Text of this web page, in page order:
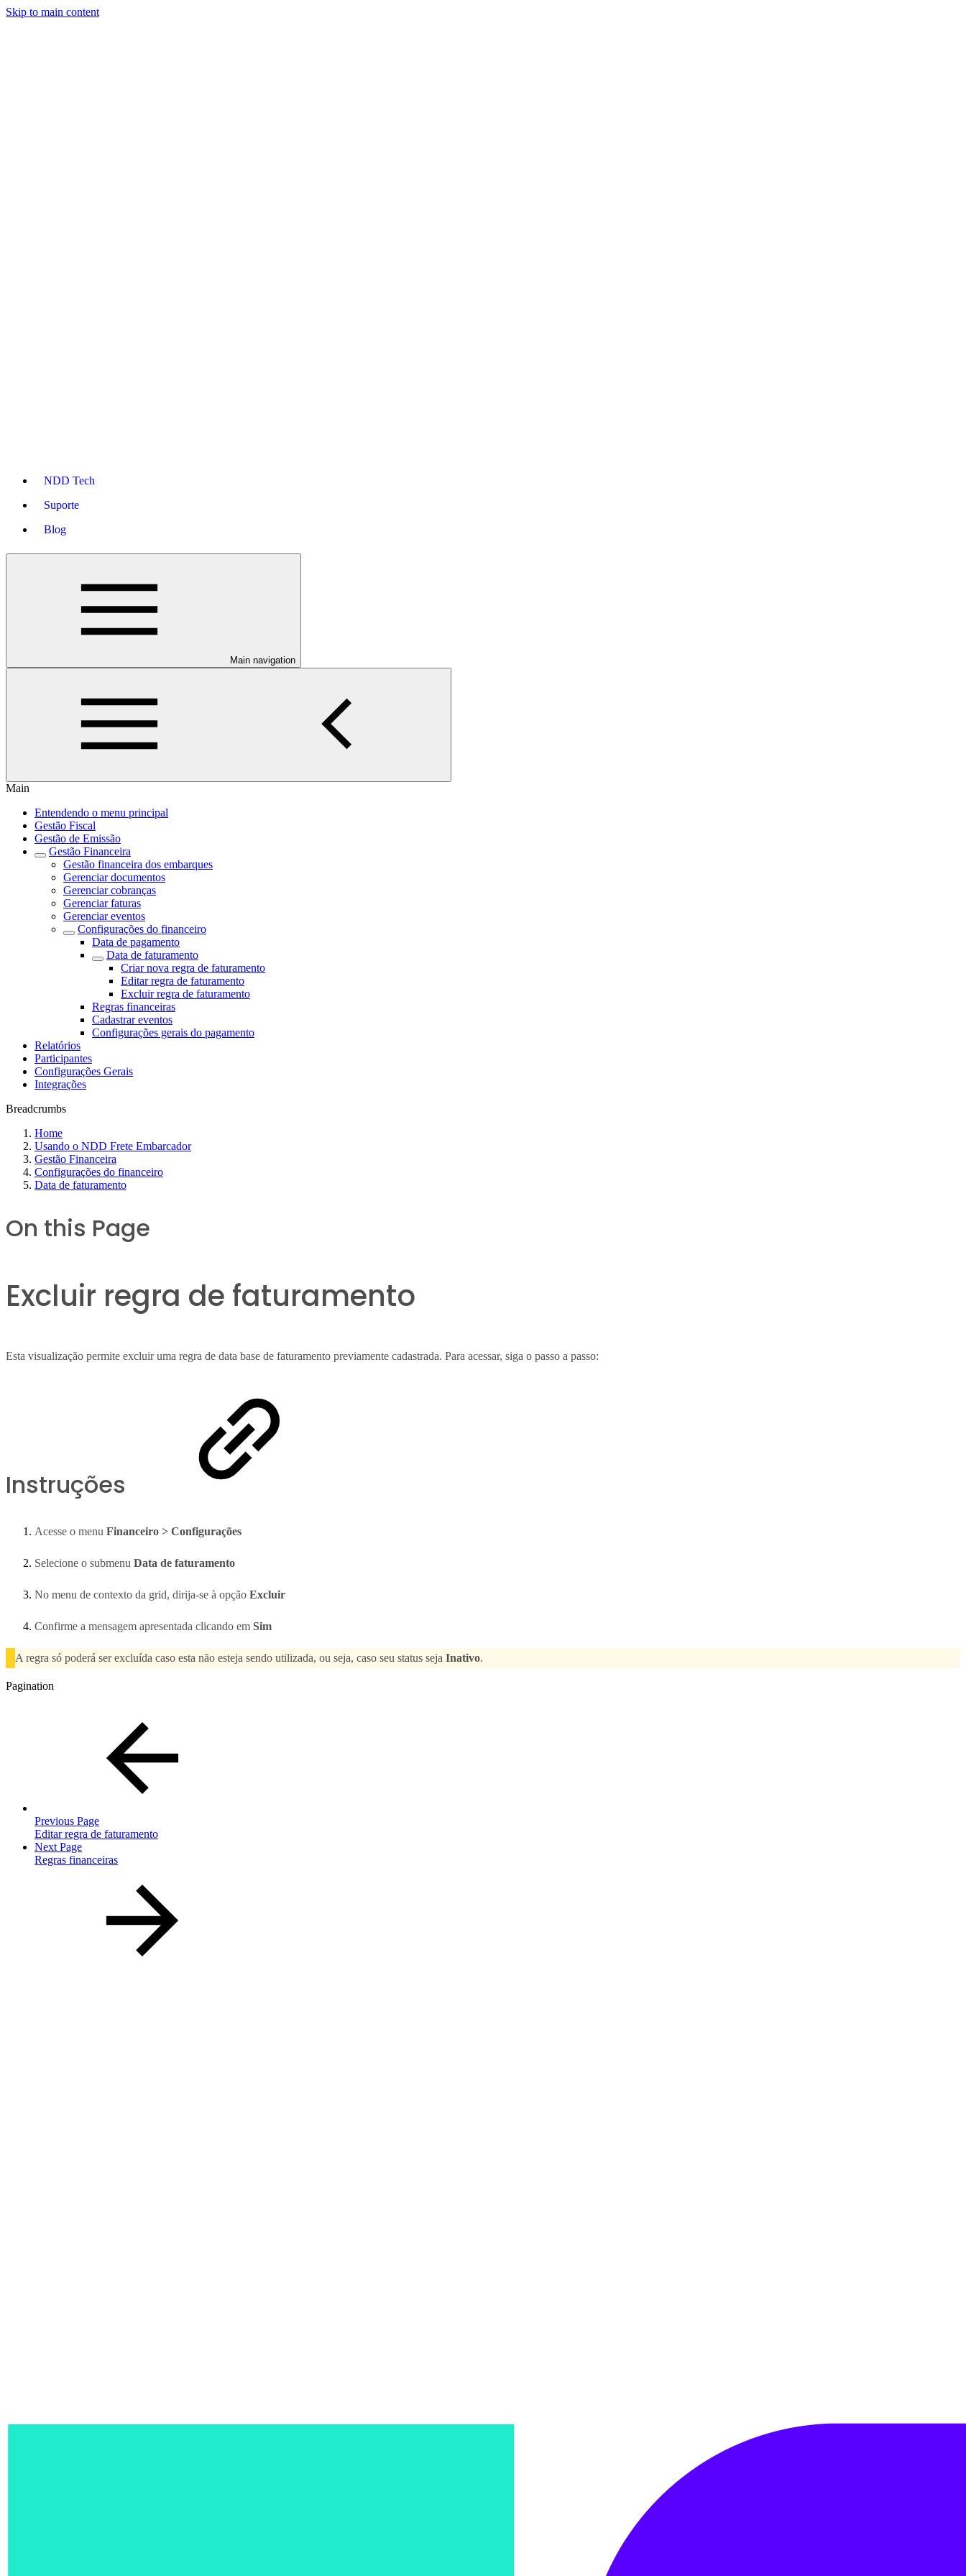
Skip to main content
NDD Tech
Suporte
Blog
Main navigation
Main
Entendendo o menu principal
Gestão Fiscal
Gestão de Emissão
Gestão Financeira
Gestão financeira dos embarques
Gerenciar documentos
Gerenciar cobranças
Gerenciar faturas
Gerenciar eventos
Configurações do financeiro
Data de pagamento
Data de faturamento
Criar nova regra de faturamento
Editar regra de faturamento
Excluir regra de faturamento
Regras financeiras
Cadastrar eventos
Configurações gerais do pagamento
Relatórios
Participantes
Configurações Gerais
Integrações
Breadcrumbs
Home
Usando o NDD Frete Embarcador
Gestão Financeira
Configurações do financeiro
Data de faturamento
On this Page
Excluir regra de faturamento
Esta visualização permite excluir uma regra de data base de faturamento previamente cadastrada. Para acessar, siga o passo a passo:
Instruções
Acesse o menu Financeiro > Configurações
Selecione o submenu Data de faturamento
No menu de contexto da grid, dirija-se à opção Excluir
Confirme a mensagem apresentada clicando em Sim
A regra só poderá ser excluída caso esta não esteja sendo utilizada, ou seja, caso seu status seja Inativo.
Pagination
Previous Page
Editar regra de faturamento
Next Page
Regras financeiras